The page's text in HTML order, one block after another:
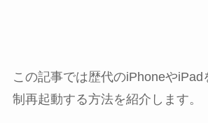
この記事では歴代のiPhoneやiPad
制再起動する方法を紹介します。